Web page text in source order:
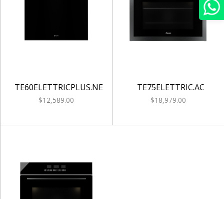
TE60ELETTRICPLUS.NE
$12,589.00
TE75ELETTRIC.AC
$18,979.00